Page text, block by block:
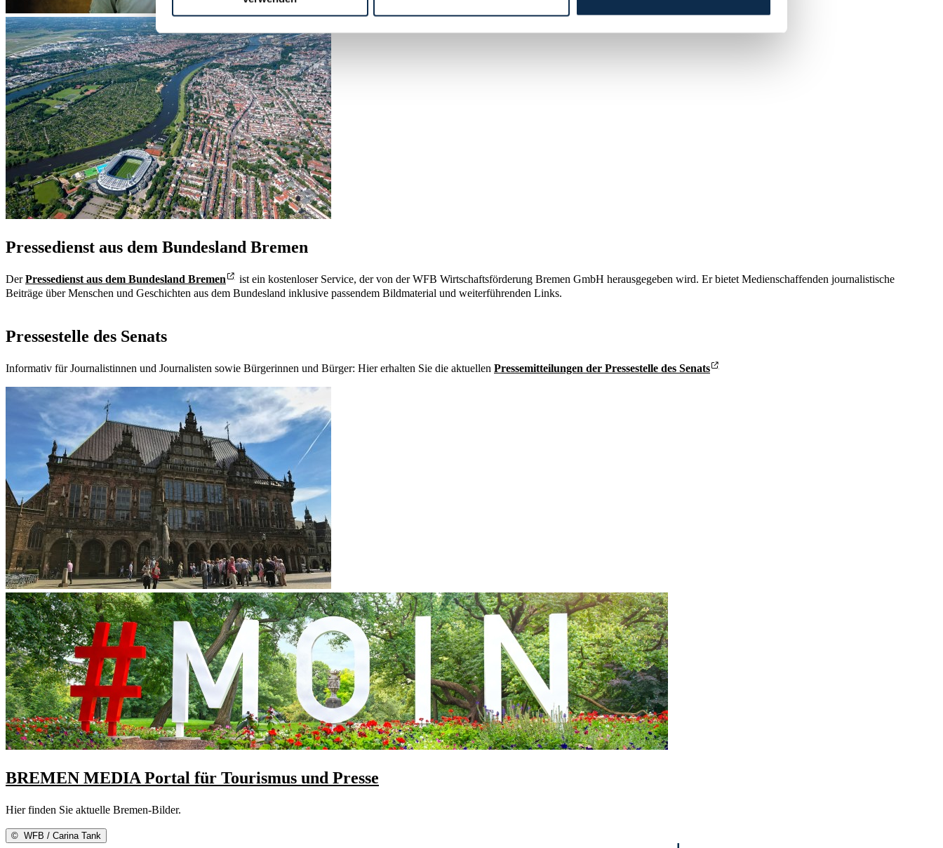
Pressedienst aus dem Bundesland Bremen
DerPressedienst aus dem Bundesland Bremen
ist ein kostenloser Service, der von der WFB Wirtschaftsförderung Bremen GmbH herausgegeben wird. Er bietet Medienschaffenden journalistische
Beiträge über Menschen und Geschichten aus dem Bundesland inklusive passendem Bildmaterial und weiterführenden Links.
Pressestelle des Senats
Informativ für Journalistinnen und Journalisten sowie Bürgerinnen und Bürger: Hier erhalten Sie die aktuellen Pressemitteilungen der Pressestelle des Senats
BREMEN MEDIA Portal für Tourismus und Presse
Hier finden Sie aktuelle Bremen-Bilder.
© WFB / Carina Tank